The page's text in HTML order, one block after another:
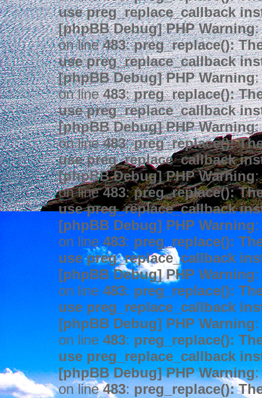
use preg_replace_callback
[phpBB Debug] PHP Warning:
on line483:preg_replace():
use preg_replace_callback
[phpBB Debug] PHP Warning:
on line483:preg_replace():
use preg_replace_callback
[phpBB Debug] PHP Warning:
on line483:preg_replace():
use preg_replace_callback
[phpBB Debug] PHP Warning:
on line483:preg_replace():
use preg_replace_callback
[phpBB Debug] PHP Warning
on line 483: preg_replace():
use preg_replace_callback
[phpBB Debug] PHP Warning
on line 483: preg_replace():
use preg_replace_callback
[phpBB Debug] PHP Warning
on line 483: preg_replace():
use preg_replace_callback
[phpBB Debug] PHP Warning:
on line483: preg_replace():